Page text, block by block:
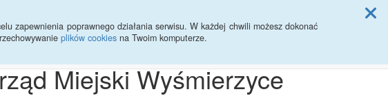
zapewnienia poprawnego działania serwisu. W każdej chwili możesz dokonać
plików cookies na Twoim komputerze.
Przycisk wyszukaj duży
Miejski Wyśmierzyce